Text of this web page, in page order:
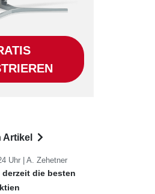
Artikel
Uhr | A. Zehetner
derzeit die besten